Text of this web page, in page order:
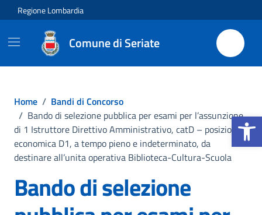
Apri la
Vai ai contenuti
Vai al footer
Regione Lombardia
Comune di Seriate
Home / Bandi di Concorso
/ Bando di selezione pubblica per esami per l’assunzione
di 1 Istruttore Direttivo Amministrativo, catD – posizione
economica D1, a tempo pieno e indeterminato, da
destinare all’unita operativa Biblioteca-Cultura-Scuola
Bando di selezione